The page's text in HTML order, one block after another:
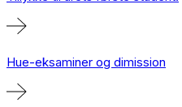
Hue-eksaminer og dimission